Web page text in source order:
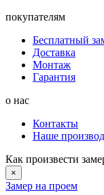
покупателям
Бесплатный
Доставка
Монтаж
Гарантия
о нас
Контакты
Наше
Как произвести
×
Замер на проем